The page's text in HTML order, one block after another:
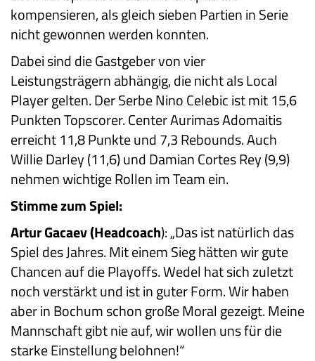
kompensieren, als gleich sieben Partien in Serie
nicht gewonnen werden konnten.
Dabei sind die Gastgeber von vier
Leistungsträgern abhängig, die nicht als Local
Player gelten. Der Serbe Nino Celebic ist mit 15,6
Punkten Topscorer. Center Aurimas Adomaitis
erreicht 11,8 Punkte und 7,3 Rebounds. Auch
Willie Darley (11,6) und Damian Cortes Rey (9,9)
nehmen wichtige Rollen im Team ein.
Stimme zum Spiel:
Artur Gacaev (Headcoach): „Das ist natürlich das
Spiel des Jahres. Mit einem Sieg hätten wir gute
Chancen auf die Playoffs. Wedel hat sich zuletzt
noch verstärkt und ist in guter Form. Wir haben
aber in Bochum schon große Moral gezeigt. Meine
Mannschaft gibt nie auf, wir wollen uns für die
starke Einstellung belohnen!“